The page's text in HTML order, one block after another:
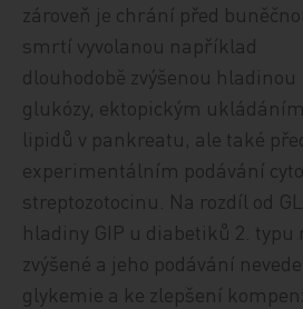
zároveň je chrání před
smrtí vyvolanou například
dlouhodobě zvýšenou hladinou
glukózy, ektopickým ukládáním
lipidů v pankreatu, ale také
experimentálním podávání
streptozotocinu. Na rozdíl od
hladiny GIP u diabetiků 2.
zvýšené a jeho podávání
glykemie a ke zlepšení